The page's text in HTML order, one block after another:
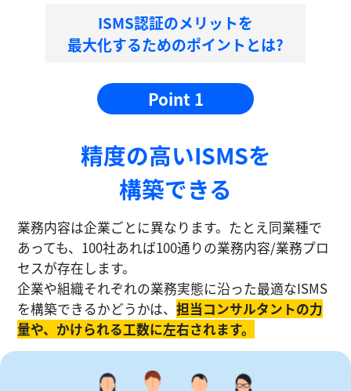
ISMS認証のメリットを
最大化するためのポイントとは?
Point 1
精度の⾼いISMSを
構築できる
業務内容は企業ごとに異なります。たとえ同業種で
あっても、100社あれば100通りの業務内容/業務プロ
セスが存在します。
企業や組織それぞれの業務実態に沿った最適なISMS
を構築できるかどうかは、担当コンサルタントの⼒
量や、かけられる工数に左右されます。